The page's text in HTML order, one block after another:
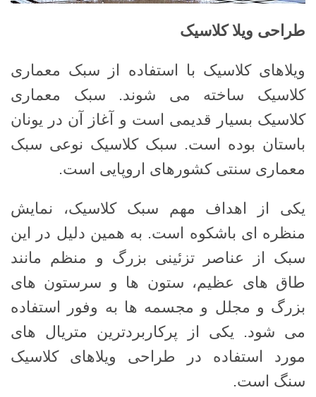
طراحی ویلا کلاسیک
ویلاهای کلاسیک با استفاده از سبک معماری
کلاسیک ساخته می شوند. سبک معماری
کلاسیک بسیار قدیمی است و آغاز آن در یونان
باستان بوده است. سبک کلاسیک نوعی سبک
معماری سنتی کشورهای اروپایی است.
یکی از اهداف مهم سبک کلاسیک، نمایش
منظره ای باشکوه است. به همین دلیل در این
سبک از عناصر تزئینی بزرگ و منظم مانند
طاق های عظیم، ستون ها و سرستون های
بزرگ و مجلل و مجسمه ها به وفور استفاده
می شود. یکی از پرکاربردترین متریال های
مورد استفاده در طراحی ویلاهای کلاسیک
سنگ است.